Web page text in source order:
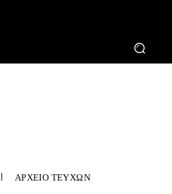
ΑΡΧΕΙΟ ΤΕΥΧΩΝ